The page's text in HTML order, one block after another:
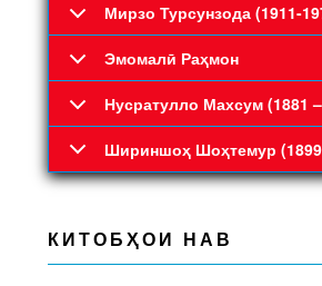
Мирзо Турсунзода (1911-
Эмомалӣ Раҳмон
Нусратулло Махсум (1881
Шириншоҳ Шоҳтемур (1899
КИТОБҲОИ НАВ